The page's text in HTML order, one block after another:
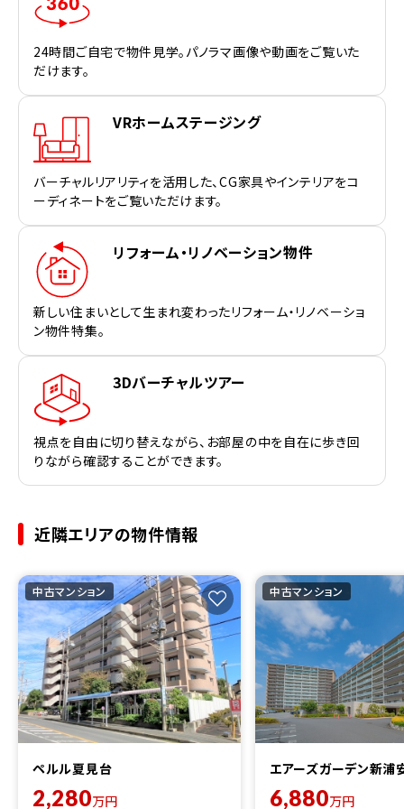
24時間ご自宅で物件見学。パノラマ画像や動画をご覧いた
だけます。
VRホームステージング
バーチャルリアリティを活用した、CG家具やインテリアをコ
ーディネートをご覧いただけます。
リフォーム・リノベーション物件
新しい住まいとして生まれ変わったリフォーム・リノベーショ
ン物件特集。
3Dバーチャルツアー
視点を自由に切り替えながら、お部屋の中を自在に歩き回
りながら確認することができます。
近隣エリアの物件情報
中古マンション
ペルル夏見台
2,280万円
中古マンション
エアーズガーデン新浦
6,880万円